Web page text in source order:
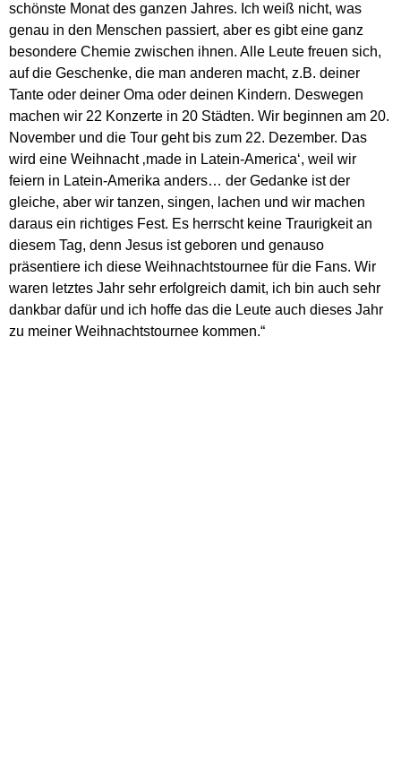
schönste Monat des ganzen Jahres. Ich weiß nicht, was
genau in den Menschen passiert, aber es gibt eine ganz
besondere Chemie zwischen ihnen. Alle Leute freuen sich,
auf die Geschenke, die man anderen macht, z.B. deiner
Tante oder deiner Oma oder deinen Kindern. Deswegen
machen wir 22 Konzerte in 20 Städten. Wir beginnen am 20.
November und die Tour geht bis zum 22. Dezember. Das
wird eine Weihnacht ‚made in Latein-America‘, weil wir
feiern in Latein-Amerika anders… der Gedanke ist der
gleiche, aber wir tanzen, singen, lachen und wir machen
daraus ein richtiges Fest. Es herrscht keine Traurigkeit an
diesem Tag, denn Jesus ist geboren und genauso
präsentiere ich diese Weihnachtstournee für die Fans. Wir
waren letztes Jahr sehr erfolgreich damit, ich bin auch sehr
dankbar dafür und ich hoffe das die Leute auch dieses Jahr
zu meiner Weihnachtstournee kommen.“